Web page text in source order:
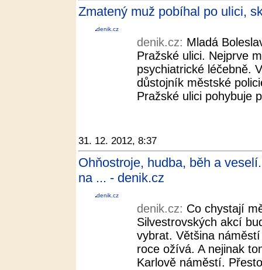
Zmatený muž pobíhal po ulici,
denik.cz
denik.cz: Mladá
Pražské ulici. Nejprve
psychiatrické léčebně.
důstojník městské
Pražské ulici pohybuje
31. 12. 2012, 8:37
Ohňostroje, hudba, běh a
na ... - denik.cz
denik.cz
denik.cz: Co chystají
Silvestrovských akcí
vybrat. Většina
roce ožívá. A nejinak
Karlově náměstí.